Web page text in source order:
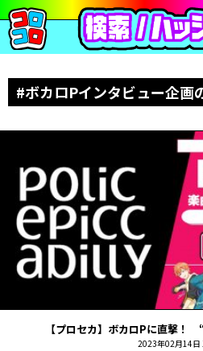
#ボカロPインタビュー企画
【プロセカ】ボカロPに直撃！
2023年02月14日